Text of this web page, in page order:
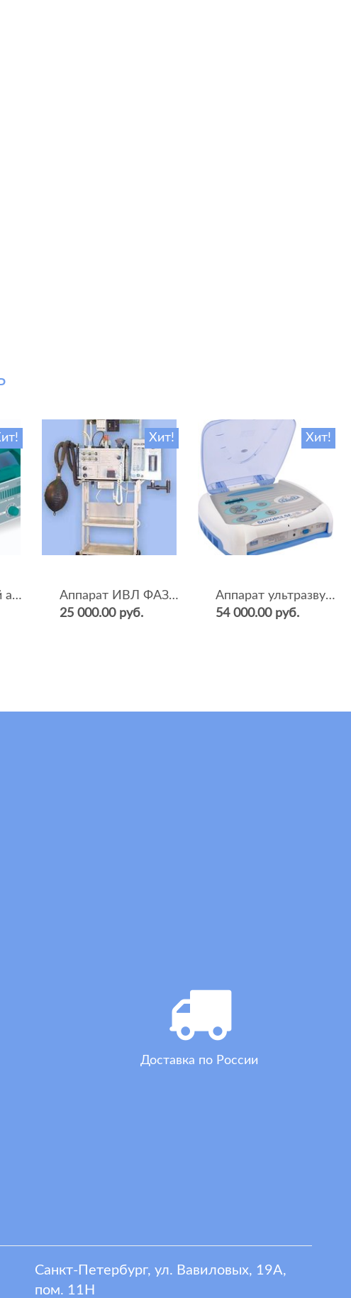
Пневматический аппарат ИВЛ и оксигенотерапии портативный АИВЛп-2/20-«ТМТ»
Хит!
Аппарат ИВЛ ФАЗА-5НР
25 000.00 руб.
Хит!
Аппарат ультразвуковой терапии Sonopulse (мультичастотный 1 и 3 Мгц)
54 000.00 руб.
Доставка по России
Санкт-Петербург, ул. Вавиловых, 19А,
пом. 11Н